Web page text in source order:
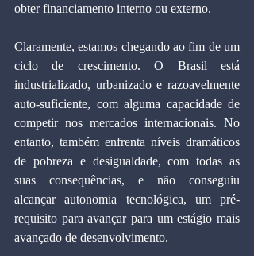
obter financiamento interno ou externo.
Claramente, estamos chegando ao fim de um
ciclo de crescimento. O Brasil está
industrializado, urbanizado e razoavelmente
auto-suficiente, com alguma capacidade de
competir nos mercados internacionais. No
entanto, também enfrenta níveis dramáticos
de pobreza e desigualdade, com todas as
suas consequências, e não conseguiu
alcançar autonomia tecnológica, um pré-
requisito para avançar para um estágio mais
avançado de desenvolvimento.